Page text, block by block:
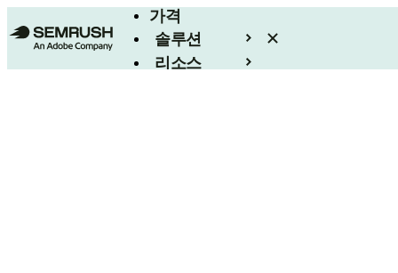
가격
솔루션
리소스